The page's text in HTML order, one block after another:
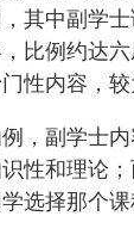
其中副学
比例约达
性内容，较
，副学士
性和理论
选择那个